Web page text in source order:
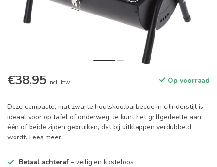
€38,95 Incl. btw Op voorraad
Deze compacte, mat zwarte houtskoolbarbecue in cilinderstijl is
ideaal voor op tafel of onderweg. Je kunt het grillgedeelte aan
één of beide zijden gebruiken, dat bij uitklappen verdubbeld
wordt. Lees meer.
Betaal achteraf – veilig en kosteloos